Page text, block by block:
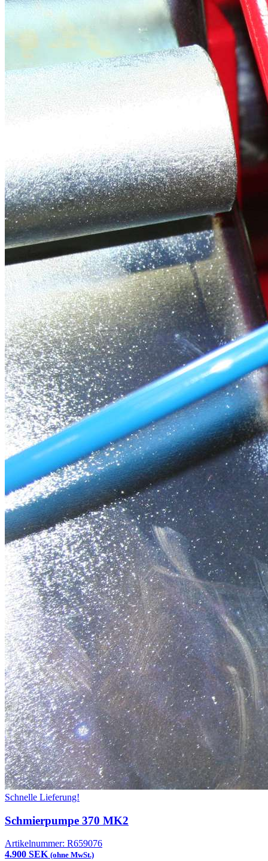
Schnelle Lieferung!
Schmierpumpe 370 MK2
Artikelnummer: R659076
4.900 SEK (ohne MwSt.)